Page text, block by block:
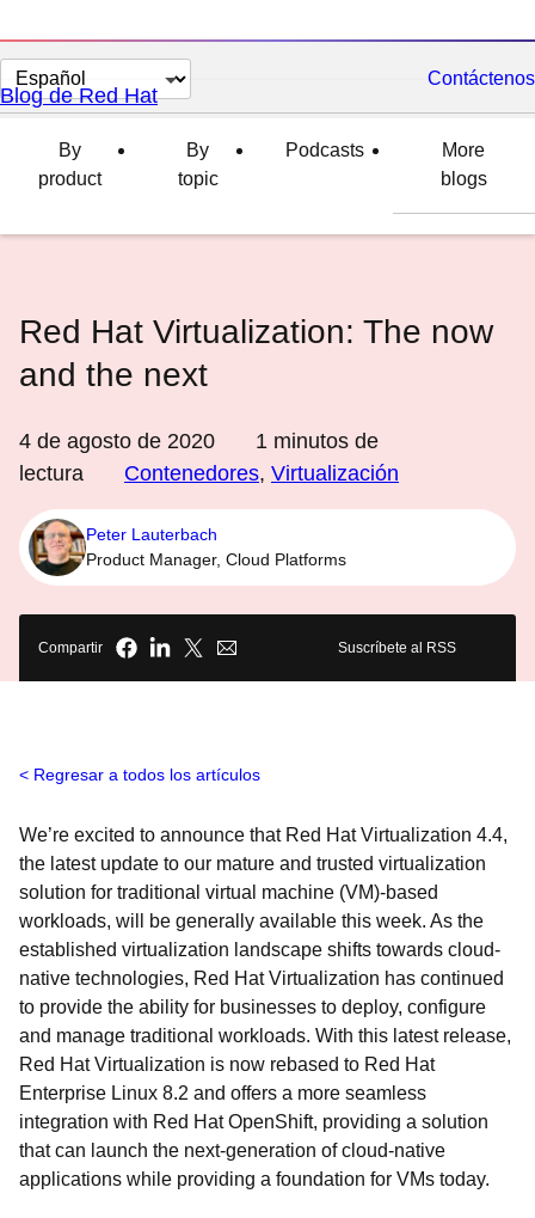
Cambiar
el
idioma
Contáctenos
Blog de Red Hat
By
product
By
topic
Podcasts
More
blogs
Red Hat Virtualization: The now
and the next
4 de agosto de 2020 1 minutos de
lectura
Contenedores, Virtualización
Peter Lauterbach
Product Manager, Cloud Platforms
Compartir Suscríbete al RSS
Regresar a todos los artículos
We’re excited to announce that Red Hat Virtualization 4.4,
the latest update to our mature and trusted virtualization
solution for traditional virtual machine (VM)-based
workloads, will be generally available this week. As the
established virtualization landscape shifts towards cloud-
native technologies, Red Hat Virtualization has continued
to provide the ability for businesses to deploy, configure
and manage traditional workloads. With this latest release,
Red Hat Virtualization is now rebased to Red Hat
Enterprise Linux 8.2 and offers a more seamless
integration with Red Hat OpenShift, providing a solution
that can launch the next-generation of cloud-native
applications while providing a foundation for VMs today.